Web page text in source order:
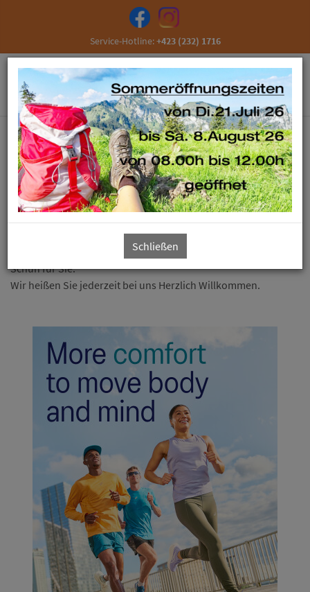
Service-Hotline:+423 (232) 1716
Fehr Schuhe + Sport
Besuchen Sie uns in Schaan und überzeugen Sie sich von
unserem umfangreichen Sortiment.
freundliches Team garantiert Ihnen einen entspannten und
zufriedenen Einkauf und den damit verbundenen, richtigen
Schuh für Sie.
Wir heißen Sie jederzeit bei uns Herzlich Willkommen.
Schließen